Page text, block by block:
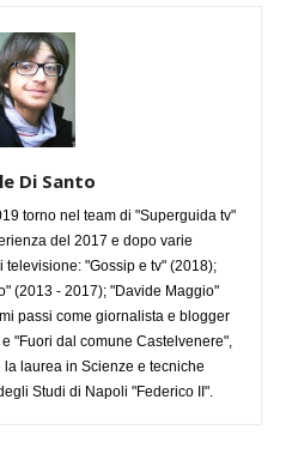
Di Santo
torno nel team di "Superguida tv"
del 2017 e dopo varie
"Gossip e tv" (2018);
(2013 - 2017); "Davide Maggio"
passi come giornalista e blogger
"Fuori dal comune Castelvenere",
laurea in Scienze e tecniche
Studi di Napoli "Federico II".